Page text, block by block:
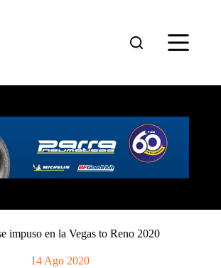
impuso en la Vegas to Reno 2020
14 Ago 2020